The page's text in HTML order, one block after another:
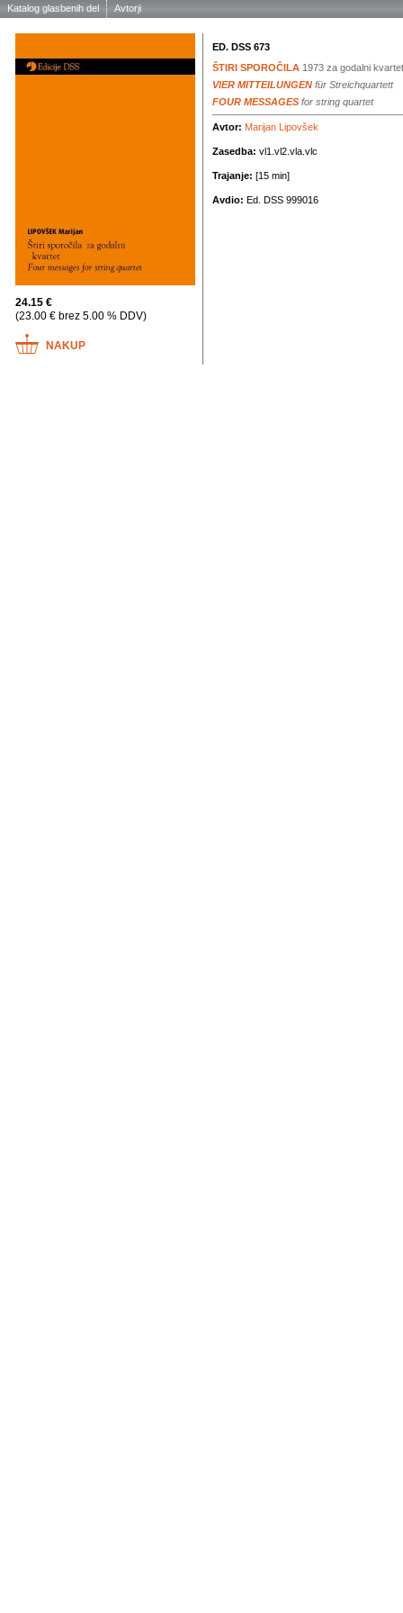
Katalog glasbenih del Avtorji
24.15 €
(23.00 € brez 5.00 % DDV)
NAKUP
ED. DSS 673
ŠTIRI SPOROČILA 1973 za godalni kvartet
VIER MITTEILUNGEN für Streichquartett
FOUR MESSAGES for string quartet
Avtor: Marijan Lipovšek
Zasedba: vl1.vl2.vla.vlc
Trajanje: [15 min]
Avdio: Ed. DSS 999016